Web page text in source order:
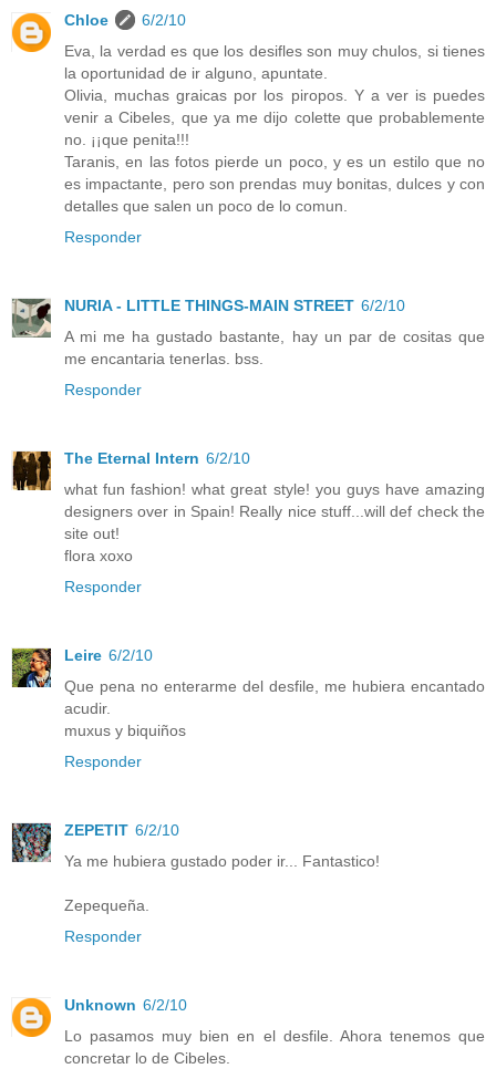
Chloe
6/2/10
Eva, la verdad es que los desifles son muy chulos, si tienes
la oportunidad de ir alguno, apuntate.
Olivia, muchas graicas por los piropos. Y a ver is puedes
venir a Cibeles, que ya me dijo colette que probablemente
no. ¡¡que penita!!!
Taranis, en las fotos pierde un poco, y es un estilo que no
es impactante, pero son prendas muy bonitas, dulces y con
detalles que salen un poco de lo comun.
Responder
NURIA - LITTLE THINGS-MAIN STREET 6/2/10
A mi me ha gustado bastante, hay un par de cositas que
me encantaria tenerlas. bss.
Responder
The Eternal Intern 6/2/10
what fun fashion! what great style! you guys have amazing
designers over in Spain! Really nice stuff...will def check the
site out!
flora xoxo
Responder
Leire 6/2/10
Que pena no enterarme del desfile, me hubiera encantado
acudir.
muxus y biquiños
Responder
ZEPETIT 6/2/10
Ya me hubiera gustado poder ir... Fantastico!
Zepequeña.
Responder
Unknown 6/2/10
Lo pasamos muy bien en el desfile. Ahora tenemos que
concretar lo de Cibeles.